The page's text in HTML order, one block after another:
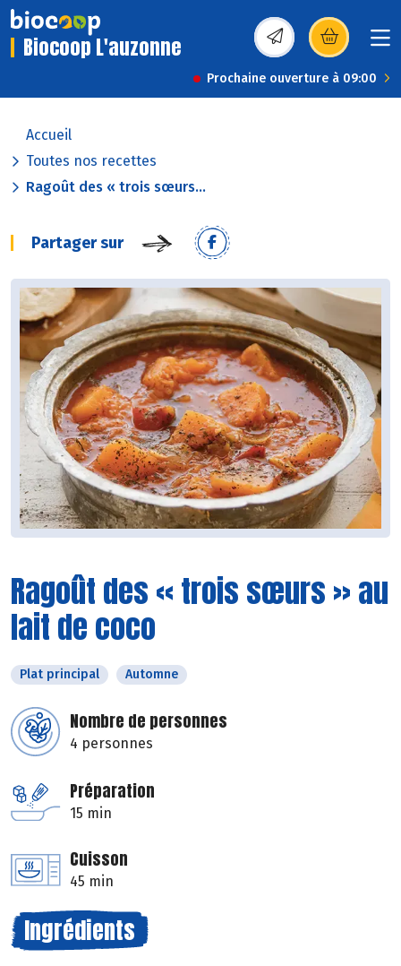
Biocoop L'auzonne (s’ouvre dans une
Prochaine ouverture à 09:00
Accueil
Toutes nos recettes
Ragoût des « trois sœurs...
Partager sur
Ragoût des « trois sœurs » au
lait de coco
Plat principal Automne
Nombre de personnes
4 personnes
Préparation
15 min
Cuisson
45 min
Ingrédients